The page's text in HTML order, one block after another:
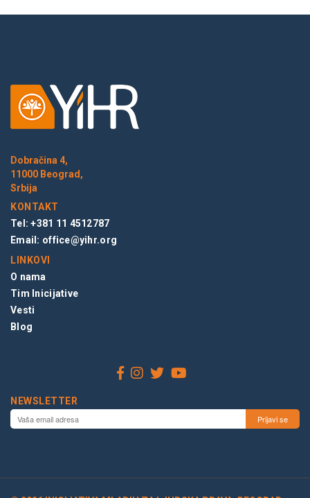
Dobračina 4,
11000 Beograd,
Srbija
KONTAKT
Tel: +381 11 4512787
Email: office@yihr.org
LINKOVI
O nama
Tim Inicijative
Vesti
Blog
NEWSLETTER